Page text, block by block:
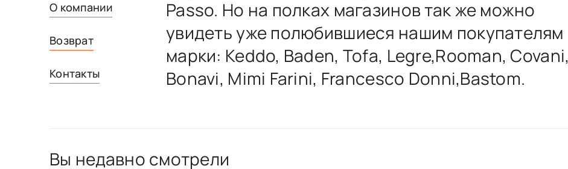
О компании
Возврат
Контакты
Passo. Но на полках магазинов так же можно
увидеть уже полюбившиеся нашим покупателям
марки: Keddo, Baden, Tofa, Legre,Rooman, Covani,
Bonavi, Mimi Farini, Francesco Donni,Bastom.
Вы недавно смотрели